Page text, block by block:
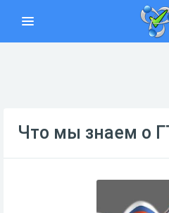
Что мы знаем о